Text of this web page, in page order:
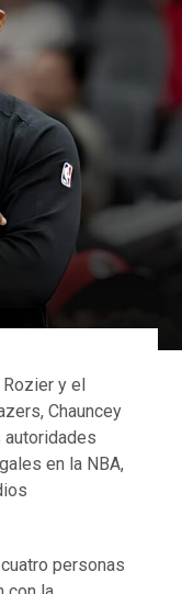
y el
Chauncey
en la NBA,
personas